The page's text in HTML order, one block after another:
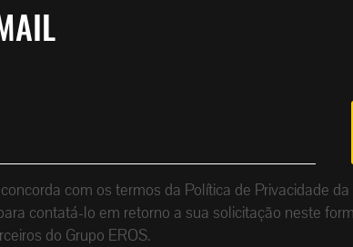
com os termos da Política de Privacidade
contatá-lo em retorno a sua solicitação neste
do Grupo EROS.